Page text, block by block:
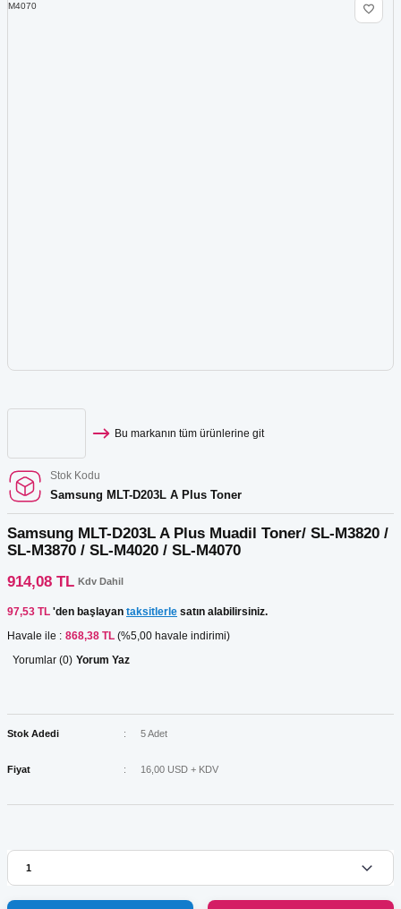
Bu markanın tüm ürünlerine git
Stok Kodu
Samsung MLT-D203L A Plus Toner
Samsung MLT-D203L A Plus Muadil Toner/ SL-M3820 /
SL-M3870 / SL-M4020 / SL-M4070
914,08 TL Kdv Dahil
97,53 TL 'den başlayan taksitlerle satın alabilirsiniz.
Havale ile : 868,38 TL (%5,00 havale indirimi)
Yorumlar (0) Yorum Yaz
Stok Adedi 5 Adet
Fiyat 16,00 USD + KDV